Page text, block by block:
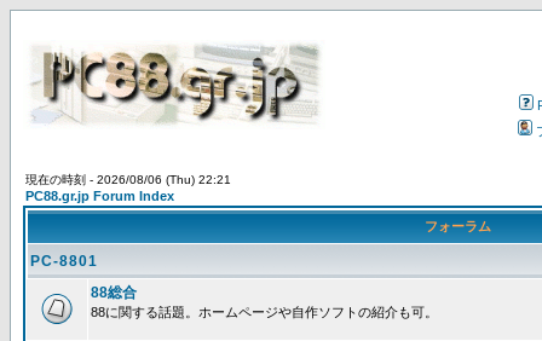
現在の時刻 - 2026/08/06 (Thu) 22:21
PC88.gr.jp Forum Index
フォーラム
PC-8801
88総合
88に関する話題。ホームページや自作ソフトの紹介も可。